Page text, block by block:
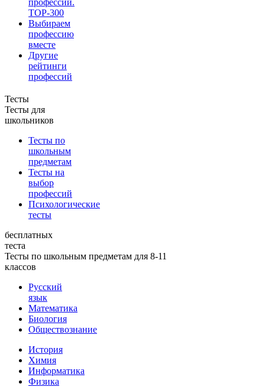
TOP-300
Выбираем
профессию
вместе
Другие
рейтинги
профессий
Тесты
Тесты для
школьников
Тесты по
школьным
предметам
Тесты на
выбор
профессий
Психологические
тесты
бесплатных
теста
Тесты по школьным предметам для 8-11
классов
Русский
язык
Математика
Биология
Обществознание
История
Химия
Информатика
Физика